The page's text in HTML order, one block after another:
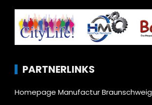
PARTNERLINKS
Homepage Manufactur Braunschweig